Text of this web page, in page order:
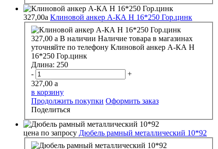
327,00a Клиновой анкер А-КА H 16*250 Гор.цинк
327,00 a В наличии Наличие товара в магазинах
уточняйте по телефону Клиновой анкер А-КА H
16*250 Гор.цинк
Длина: 250
-
+
327,00 a
в корзину
Продолжить покупки Оформить заказ
Поделиться
цена по запросу Дюбель рамный металлический 10*92